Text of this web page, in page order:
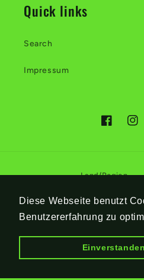
Diese Webseite benutzt
Benutzererfahrung zu
Einverstanden
Quick links
Search
Impressum
Facebook
Land/Region
EUR € |